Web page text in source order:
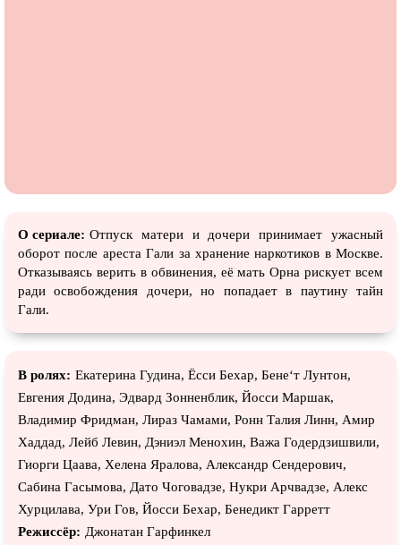
О сериале: Отпуск матери и дочери принимает ужасный
оборот после ареста Гали за хранение наркотиков в Москве.
Отказываясь верить в обвинения, её мать Орна рискует всем
ради освобождения дочери, но попадает в паутину тайн
Гали.
В ролях: Екатерина Гудина, Ёсси Бехар, Бене‘т Лyнтон,
Евгения Додина, Эдвард Зонненблик, Йосси Маршак,
Владимир Фридман, Лираз Чамами, Ронн Талия Линн, Амир
Хаддад, Лейб Левин, Дэниэл Менохин, Важа Годердзишвили,
Гиорги Цаава, Хелена Яралова, Александр Сендерович,
Сабина Гасымова, Дато Чоговадзе, Нукри Арчвадзе, Алекс
Хурцилава, Ури Гов, Йосси Бехар, Бенедикт Гарретт
Режиссёр: Джонатан Гарфинкел